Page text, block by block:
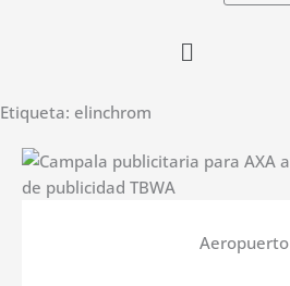
Main
Etiqueta: elinchrom
Aeropuerto